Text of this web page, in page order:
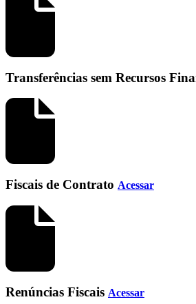
Transferências sem Recursos
Fiscais de Contrato Acessar
Renúncias Fiscais Acessar